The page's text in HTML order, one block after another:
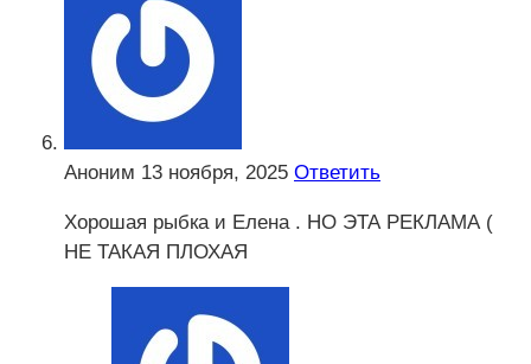
Аноним 13 ноября, 2025 Ответить
Хорошая рыбка и Елена . НО ЭТА РЕКЛАМА (
НЕ ТАКАЯ ПЛОХАЯ